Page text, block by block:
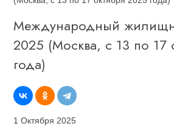
Международный
2025 (Москва, с 13 по 17
года)
1 Октября 2025